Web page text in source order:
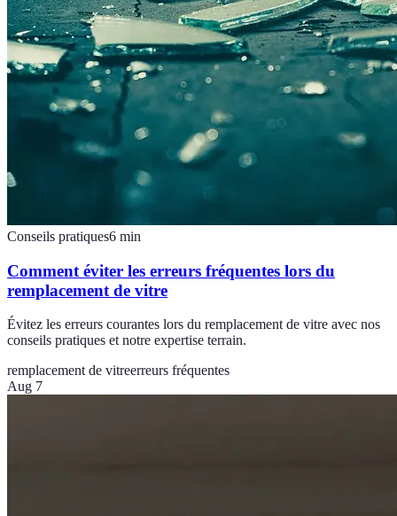
Conseils pratiques6 min
Comment éviter les erreurs fréquentes lors du
remplacement de vitre
Évitez les erreurs courantes lors du remplacement de vitre avec nos
conseils pratiques et notre expertise terrain.
remplacement de vitreerreurs fréquentes
Aug 7